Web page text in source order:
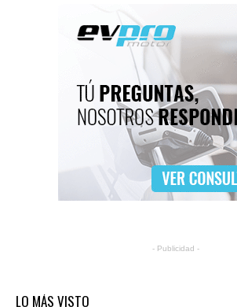
- Publicidad -
LO MÁS VISTO